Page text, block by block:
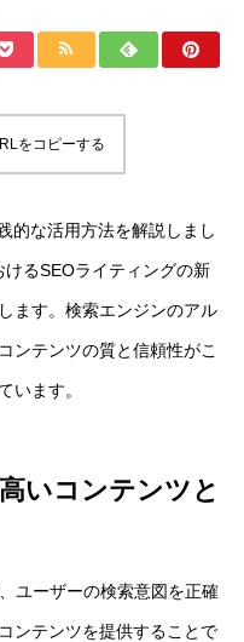
をコピーする
的な活用方法を解説しまし
るSEOライティングの新
ます。検索エンジンのアル
ンテンツの質と信頼性がこ
います。
いコンテンツと
ユーザーの検索意図を正確
ンテンツを提供することで